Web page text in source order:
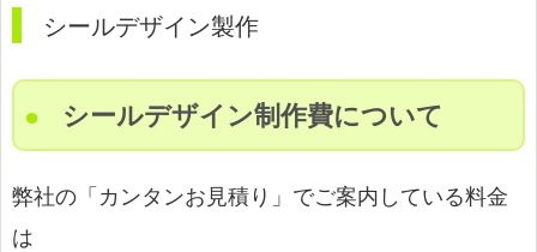
シールデザイン製作
シールデザイン制作費について
弊社の「カンタンお見積り」でご案内している料金
は